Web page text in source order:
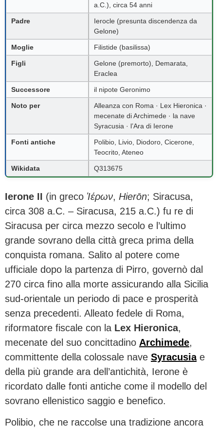
a.C.), circa 54 anni
Padre
Ierocle (presunta discendenza da
Gelone)
Moglie Filistide (basilissa)
Figli
Gelone (premorto), Demarata,
Eraclea
Successore il nipote Geronimo
Noto per
Alleanza con Roma · Lex Hieronica ·
mecenate di Archimede · la nave
Syracusia · l’Ara di Ierone
Fonti antiche
Polibio, Livio, Diodoro, Cicerone,
Teocrito, Ateneo
Wikidata Q313675
Ierone II (in greco Ἱέρων, Hierōn; Siracusa,
circa 308 a.C. – Siracusa, 215 a.C.) fu re di
Siracusa per circa mezzo secolo e l’ultimo
grande sovrano della città greca prima della
conquista romana. Salito al potere come
ufficiale dopo la partenza di Pirro, governò dal
270 circa fino alla morte assicurando alla Sicilia
sud-orientale un periodo di pace e prosperità
senza precedenti. Alleato fedele di Roma,
riformatore fiscale con la Lex Hieronica,
mecenate del suo concittadino Archimede,
committente della colossale nave Syracusiae
della più grande ara dell’antichità, Ierone è
ricordato dalle fonti antiche come il modello del
sovrano ellenistico saggio e benefico.
Polibio, che ne raccolse una tradizione ancora